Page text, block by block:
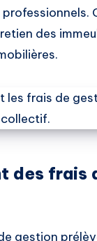
des
des frais
gestion